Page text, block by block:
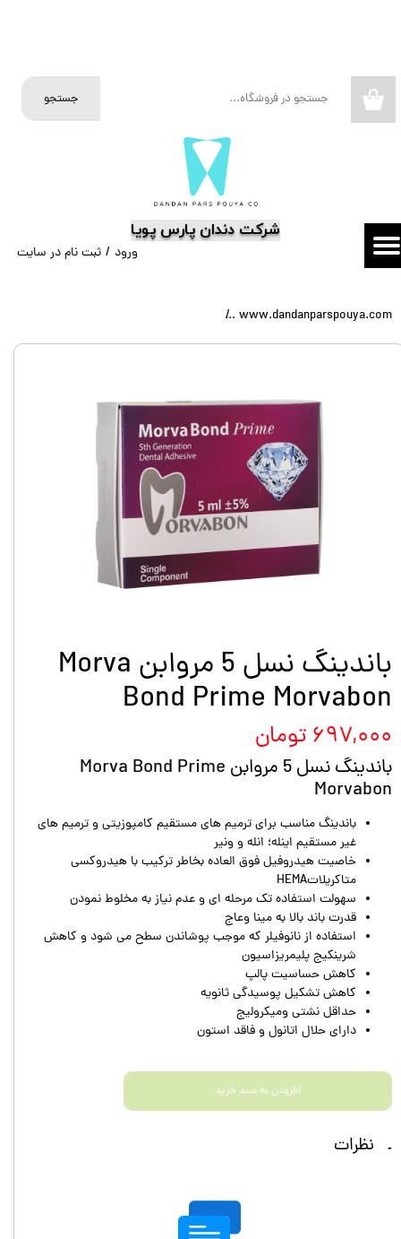
​شرکت دندان پارس پویا
جستجو
ورود / ثبت نام در سایت
تغییر گذر واژه
سفارشات
www.dandanparspouya.com
باندینگ نسل 5 مروابن Morva
Bond Prime Morvabon
۶۹۷,۰۰۰ تومان
باندینگ نسل 5 مروابن Morva Bond Prime
Morvabon
باندینگ مناسب برای ترمیم های مستقیم کامپوزیتی و ترمیم های
غیر مستقیم اینله؛ انله و ونیر
خاصیت هیدروفیل فوق العاده بخاطر ترکیب با هیدروکسی
متاکریلاتHEMA
سهولت استفاده تک مرحله ای و عدم نیاز به مخلوط نمودن
قدرت باند بالا به مینا وعاج
استفاده از نانوفیلر که موجب پوشاندن سطح می شود و کاهش
شرینکیج پلیمریزاسیون
کاهش حساسیت پالپ
کاهش تشکیل پوسیدگی ثانویه
حداقل نشتی ومیکرولیج
دارای حلال اتانول و فاقد استون
افزودن به سبد خرید
نظرات